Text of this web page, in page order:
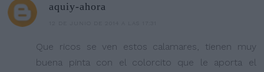
aquiy-ahora
Que ricos se ven estos calamares, tienen muy
buena pinta con el colorcito que le aporta el